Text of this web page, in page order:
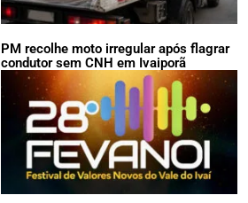
PM recolhe moto irregular após flagrar
condutor sem CNH em Ivaiporã